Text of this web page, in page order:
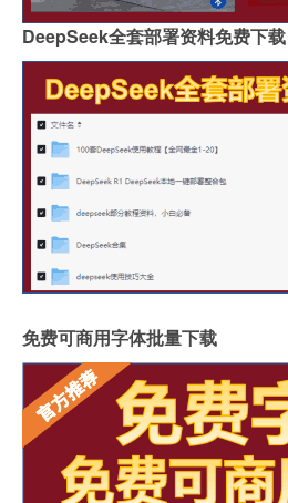
DeepSeek全套部署资料免费下载
免费可商用字体批量下载